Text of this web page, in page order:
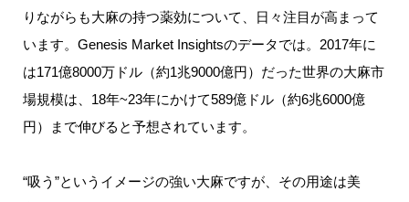
りながらも大麻の持つ薬効について、日々注目が高まって
います。Genesis Market Insightsのデータでは。2017年に
は171億8000万ドル（約1兆9000億円）だった世界の大麻市
場規模は、18年~23年にかけて589億ドル（約6兆6000億
円）まで伸びると予想されています。
“吸う”というイメージの強い大麻ですが、その用途は美